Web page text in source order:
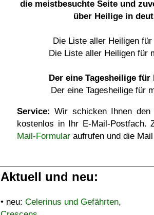
die meistbesuchte Seite und
über Heilige in
Die Liste aller Heiligen für
Die Liste aller Heiligen für
Der eine Tagesheilige für
Der eine Tagesheilige für
Service: Wir schicken Ihnen
kostenlos in Ihr E-Mail-Postfach.
Mail-Formular aufrufen und die
Aktuell und neu:
• neu: Celerinus und Gefährten,